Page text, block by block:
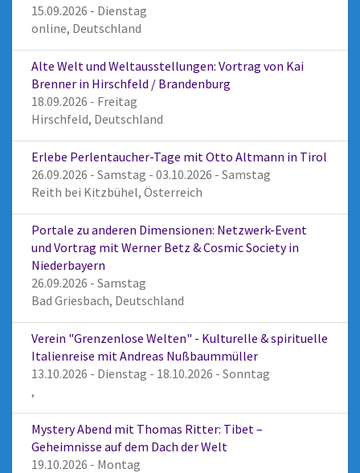
15.09.2026 - Dienstag
online, Deutschland
Alte Welt und Weltausstellungen: Vortrag von Kai
Brenner in Hirschfeld / Brandenburg
18.09.2026 - Freitag
Hirschfeld, Deutschland
Erlebe Perlentaucher-Tage mit Otto Altmann in Tirol
26.09.2026 - Samstag - 03.10.2026 - Samstag
Reith bei Kitzbühel, Österreich
Portale zu anderen Dimensionen: Netzwerk-Event
und Vortrag mit Werner Betz & Cosmic Society in
Niederbayern
26.09.2026 - Samstag
Bad Griesbach, Deutschland
Verein "Grenzenlose Welten" - Kulturelle & spirituelle
Italienreise mit Andreas Nußbaummüller
13.10.2026 - Dienstag - 18.10.2026 - Sonntag
,
Mystery Abend mit Thomas Ritter: Tibet –
Geheimnisse auf dem Dach der Welt
19.10.2026 - Montag